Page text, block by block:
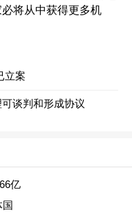
将从中获得更多机
立案
谈判和形成协议
亿
国